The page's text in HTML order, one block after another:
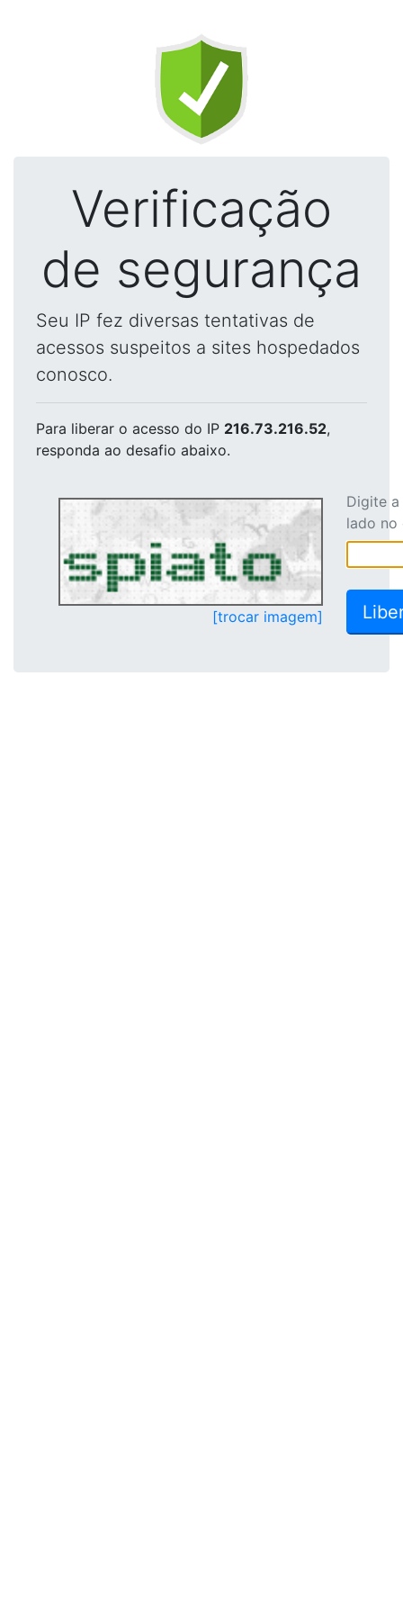
Verificação
de segurança
Seu IP fez diversas tentativas de
acessos suspeitos a sites hospedados
conosco.
Para liberar o acesso do IP 216.73.216.52,
responda ao desafio abaixo.
[trocar imagem]
Digite
lado no